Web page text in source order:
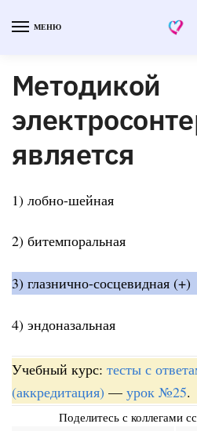
МЕНЮ
Методикой
является
1) лобно-шейная
2) битемпоральная
3) глазнично-сосцевидная (+)
4) эндоназальная
Учебный курс: тесты с
(аккредитация) — урок №25.
Поделитесь с коллегами